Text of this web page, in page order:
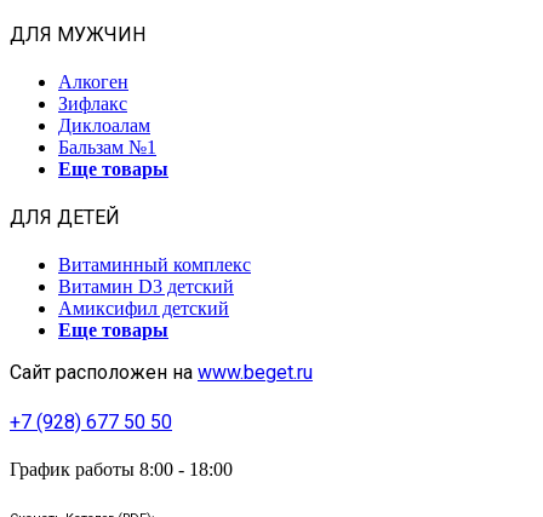
ДЛЯ МУЖЧИН
Алкоген
Зифлакс
Диклоалам
Бальзам №1
Еще товары
ДЛЯ ДЕТЕЙ
Витаминный комплекс
Витамин D3 детский
Амиксифил детский
Еще товары
Сайт расположен на www.beget.ru
+7 (928) 677 50 50
График работы 8:00 - 18:00